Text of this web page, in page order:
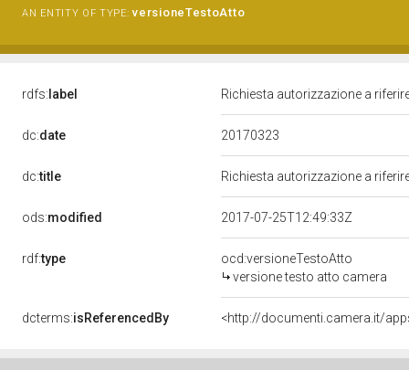
AN ENTITY OF TYPE: versioneTestoAtto
rdfs: label Richiesta autorizzazione a
dc:date 20170323
dc:title Richiesta autorizzazione a
ods:modified 2017-07-25T12:49:33Z
rdf:type
ocd:versioneTestoAtto
versione testo atto camera
dcterms:isReferencedBy